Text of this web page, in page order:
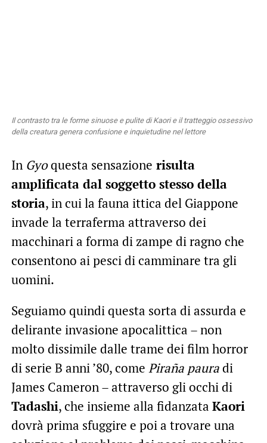
Il contrasto tra le forme sinuose e pulite di Kaori e il tratteggio ossessivo
della creatura genera confusione e inquietudine nel lettore
In Gyoquesta sensazione risulta
amplificata dal soggetto stesso della
storia, in cui la fauna ittica del Giappone
invade la terraferma attraverso dei
macchinari a forma di zampe di ragno che
consentono ai pesci di camminare tra gli
uomini.
Seguiamo quindi questa sorta di assurda e
delirante invasione apocalittica – non
molto dissimile dalle trame dei film horror
di serie B anni ’80, come Piraña pauradi
James Cameron – attraverso gli occhi di
Tadashi, che insieme alla fidanzata Kaori
dovrà prima sfuggire e poi a trovare una